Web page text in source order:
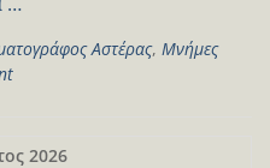
Αστέρας, Μνήμες
2026